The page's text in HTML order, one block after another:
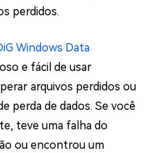
perdidos.
Windows Data
e fácil de usar
arquivos perdidos ou
perda de dados. Se você
teve uma falha do
ou encontrou um